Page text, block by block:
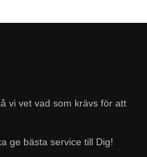
vi vet vad som krävs för att
ge bästa service till Dig!